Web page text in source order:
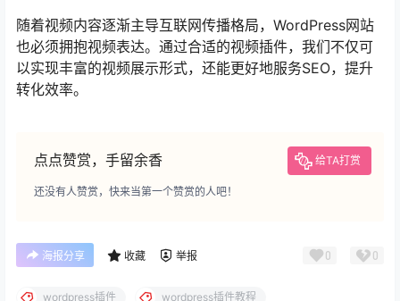
随着视频内容逐渐主导互联网传播格局，WordPress网站
也必须拥抱视频表达。通过合适的视频插件，我们不仅可
以实现丰富的视频展示形式，还能更好地服务SEO，提升
转化效率。
点点赞赏，手留余香 给TA打赏
还没有人赞赏，快来当第一个赞赏的人吧！
海报分享 收藏 举报 0 0
wordpress插件 wordpress插件教程